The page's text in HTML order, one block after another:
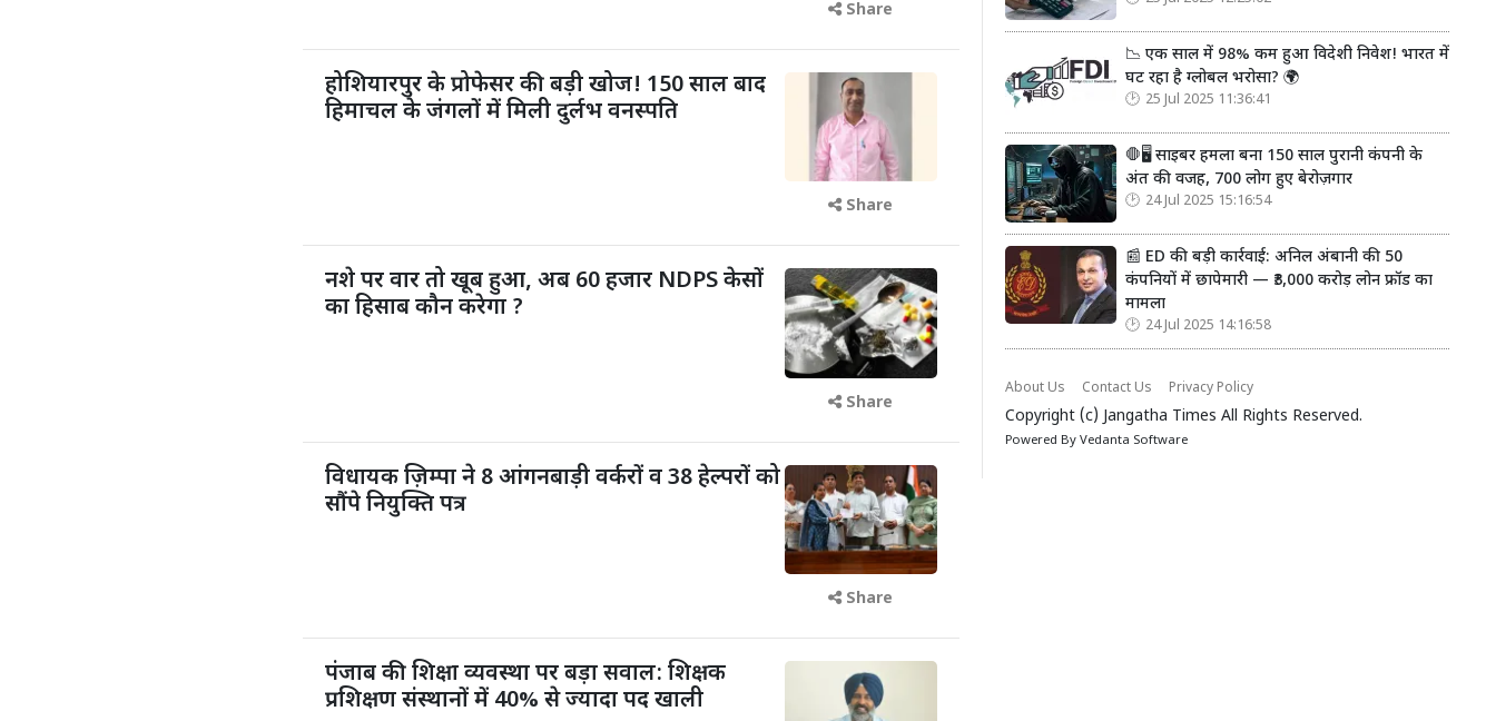
Share
होशियारपुर के प्रोफेसर की बड़ी खोज! 150 साल बाद
हिमाचल के जंगलों में मिली दुर्लभ वनस्पति
Share
नशे पर वार तो खूब हुआ, अब 60 हजार NDPS केसों
का हिसाब कौन करेगा ?
Share
विधायक ज़िम्पा ने 8 आंगनबाड़ी वर्करों व 38 हेल्परों को
सौंपे नियुक्ति पत्र
Share
पंजाब की शिक्षा व्यवस्था पर बड़ा सवाल: शिक्षक
प्रशिक्षण संस्थानों में 40% से ज्यादा पद खाली
📉 एक साल में 98% कम हुआ विदेशी निवेश! भारत में
घट रहा है ग्लोबल भरोसा? 🌍
25 Jul 2025 11:36:41
🛑🖥️ साइबर हमला बना 150 साल पुरानी कंपनी के
अंत की वजह, 700 लोग हुए बेरोज़गार
24 Jul 2025 15:16:54
📰 ED की बड़ी कार्रवाई: अनिल अंबानी की 50
कंपनियों में छापेमारी — ₹3,000 करोड़ लोन फ्रॉड का
मामला
24 Jul 2025 14:16:58
About Us Contact Us Privacy Policy
Copyright (c) Jangatha Times All Rights Reserved.
Powered By Vedanta Software